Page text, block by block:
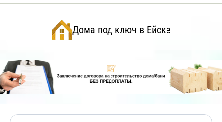
Дома под ключ в Ейске